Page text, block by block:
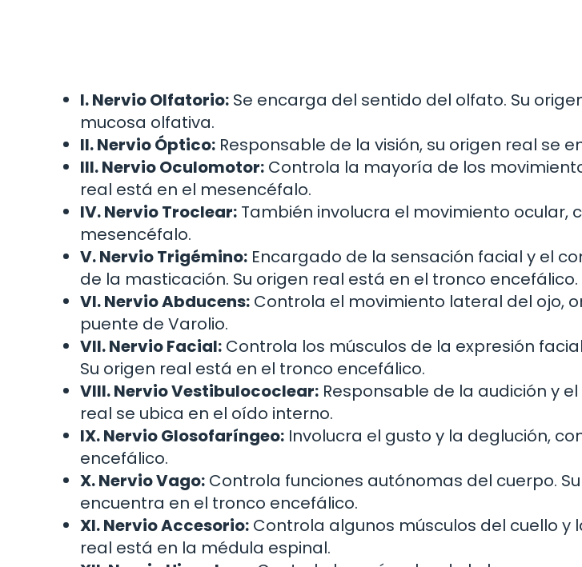
I. Nervio Olfatorio: Se encarga del sentido del olfato. Su
mucosa olfativa.
II. Nervio Óptico: Responsable de la visión, su origen real se
III. Nervio Oculomotor: Controla la mayoría de los
real está en el mesencéfalo.
IV. Nervio Troclear: También involucra el movimiento ocular,
mesencéfalo.
V. Nervio Trigémino: Encargado de la sensación facial y el
de la masticación. Su origen real está en el tronco encefálico.
VI. Nervio Abducens: Controla el movimiento lateral del ojo,
puente de Varolio.
VII. Nervio Facial: Controla los músculos de la expresión
Su origen real está en el tronco encefálico.
VIII. Nervio Vestibulococlear: Responsable de la audición y
real se ubica en el oído interno.
IX. Nervio Glosofaríngeo: Involucra el gusto y la deglución,
encefálico.
X. Nervio Vago: Controla funciones autónomas del cuerpo.
encuentra en el tronco encefálico.
XI. Nervio Accesorio: Controla algunos músculos del cuello y
real está en la médula espinal.